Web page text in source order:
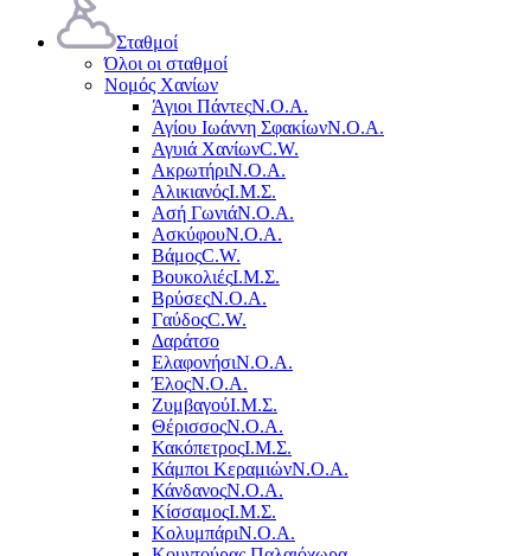
Σταθμοί
Όλοι οι σταθμοί
Νομός Χανίων
Άγιοι ΠάντεςΝ.Ο.Α.
Αγίου Ιωάννη ΣφακίωνΝ.Ο.Α.
Αγυιά ΧανίωνC.W.
ΑκρωτήριΝ.Ο.Α.
ΑλικιανόςΙ.Μ.Σ.
Ασή ΓωνιάΝ.Ο.Α.
ΑσκύφουΝ.Ο.Α.
ΒάμοςC.W.
ΒουκολιέςΙ.Μ.Σ.
ΒρύσεςΝ.Ο.Α.
ΓαύδοςC.W.
Δαράτσο
ΕλαφονήσιΝ.Ο.Α.
ΈλοςΝ.Ο.Α.
ΖυμβαγούΙ.Μ.Σ.
ΘέρισσοςΝ.Ο.Α.
ΚακόπετροςΙ.Μ.Σ.
Κάμποι ΚεραμιώνΝ.Ο.Α.
ΚάνδανοςΝ.Ο.Α.
ΚίσσαμοςΙ.Μ.Σ.
ΚολυμπάριΝ.Ο.Α.